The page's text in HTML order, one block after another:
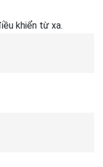
khiển từ xa.